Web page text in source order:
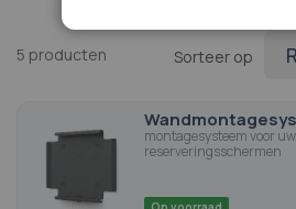
5 producten Sorteer op
montagesysteem voor
reserveringsschermen